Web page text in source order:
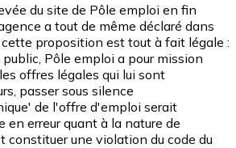
du site de Pôle emploi en fin
a tout de même déclaré dans
proposition est tout à fait légale :
Pôle emploi a pour mission
offres légales qui lui sont
passer sous silence
de l'offre d'emploi serait
en erreur quant à la nature de
constituer une violation du code du